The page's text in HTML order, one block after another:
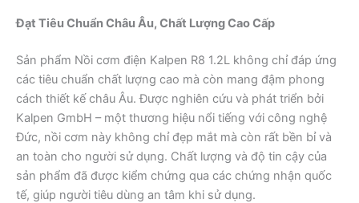
Đạt Tiêu Chuẩn Châu Âu, Chất Lượng Cao Cấp
Sản phẩm Nồi cơm điện Kalpen R8 1.2L không chỉ đáp ứng
các tiêu chuẩn chất lượng cao mà còn mang đậm phong
cách thiết kế châu Âu. Được nghiên cứu và phát triển bởi
Kalpen GmbH – một thương hiệu nổi tiếng với công nghệ
Đức, nồi cơm này không chỉ đẹp mắt mà còn rất bền bỉ và
an toàn cho người sử dụng. Chất lượng và độ tin cậy của
sản phẩm đã được kiểm chứng qua các chứng nhận quốc
tế, giúp người tiêu dùng an tâm khi sử dụng.